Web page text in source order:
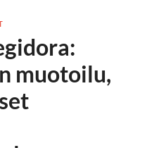
muotoilu,